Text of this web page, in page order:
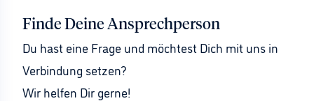
Finde Deine Ansprechperson
Du hast eine Frage und möchtest Dich mit uns in
Verbindung setzen?
Wir helfen Dir gerne!